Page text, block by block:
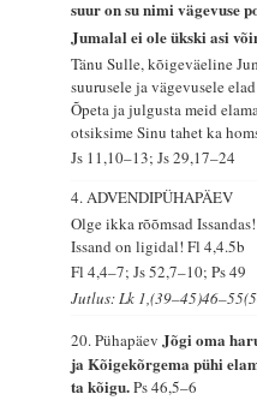
suur on su nimi vägevuse
Jumalal ei ole ükski asi
Tänu Sulle, kõigeväeline
suurusele ja vägevusele
Õpeta ja julgusta meid
otsiksime Sinu tahet ka
Js 11,10–13; Js 29,17–24
4. ADVENDIPÜHAPÄEV
Olge ikka rõõmsad
Issand on ligidal!Fl 4,4.5b
Fl 4,4–7; Js 52,7–10; Ps 49
Jutlus: Lk
20. PühapäevJõgi oma
ja Kõigekõrgema pühi
ta kõigu.Ps 46,5–6